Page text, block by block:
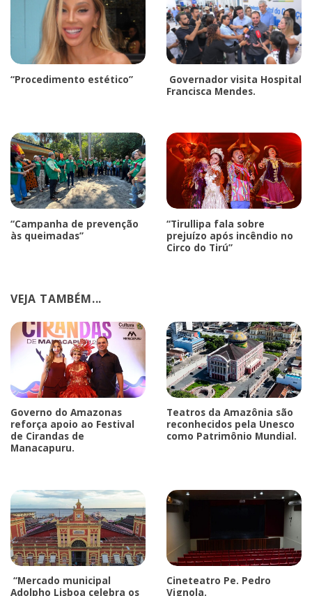
“Procedimento estético”
Governador visita Hospital
Francisca Mendes.
“Campanha de prevenção
às queimadas”
“Tirullipa fala sobre
prejuízo após incêndio no
Circo do Tirú”
VEJA TAMBÉM...
Governo do Amazonas
reforça apoio ao Festival
de Cirandas de
Manacapuru.
Teatros da Amazônia são
reconhecidos pela Unesco
como Patrimônio Mundial.
“Mercado municipal
Adolpho Lisboa celebra os
Cineteatro Pe. Pedro
Vignola.